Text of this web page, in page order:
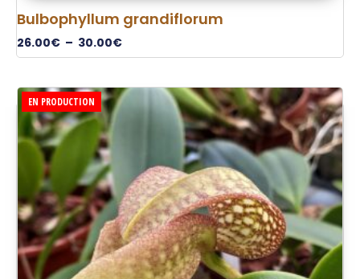
Bulbophyllum grandiflorum
26.00€ – 30.00€
EN PRODUCTION